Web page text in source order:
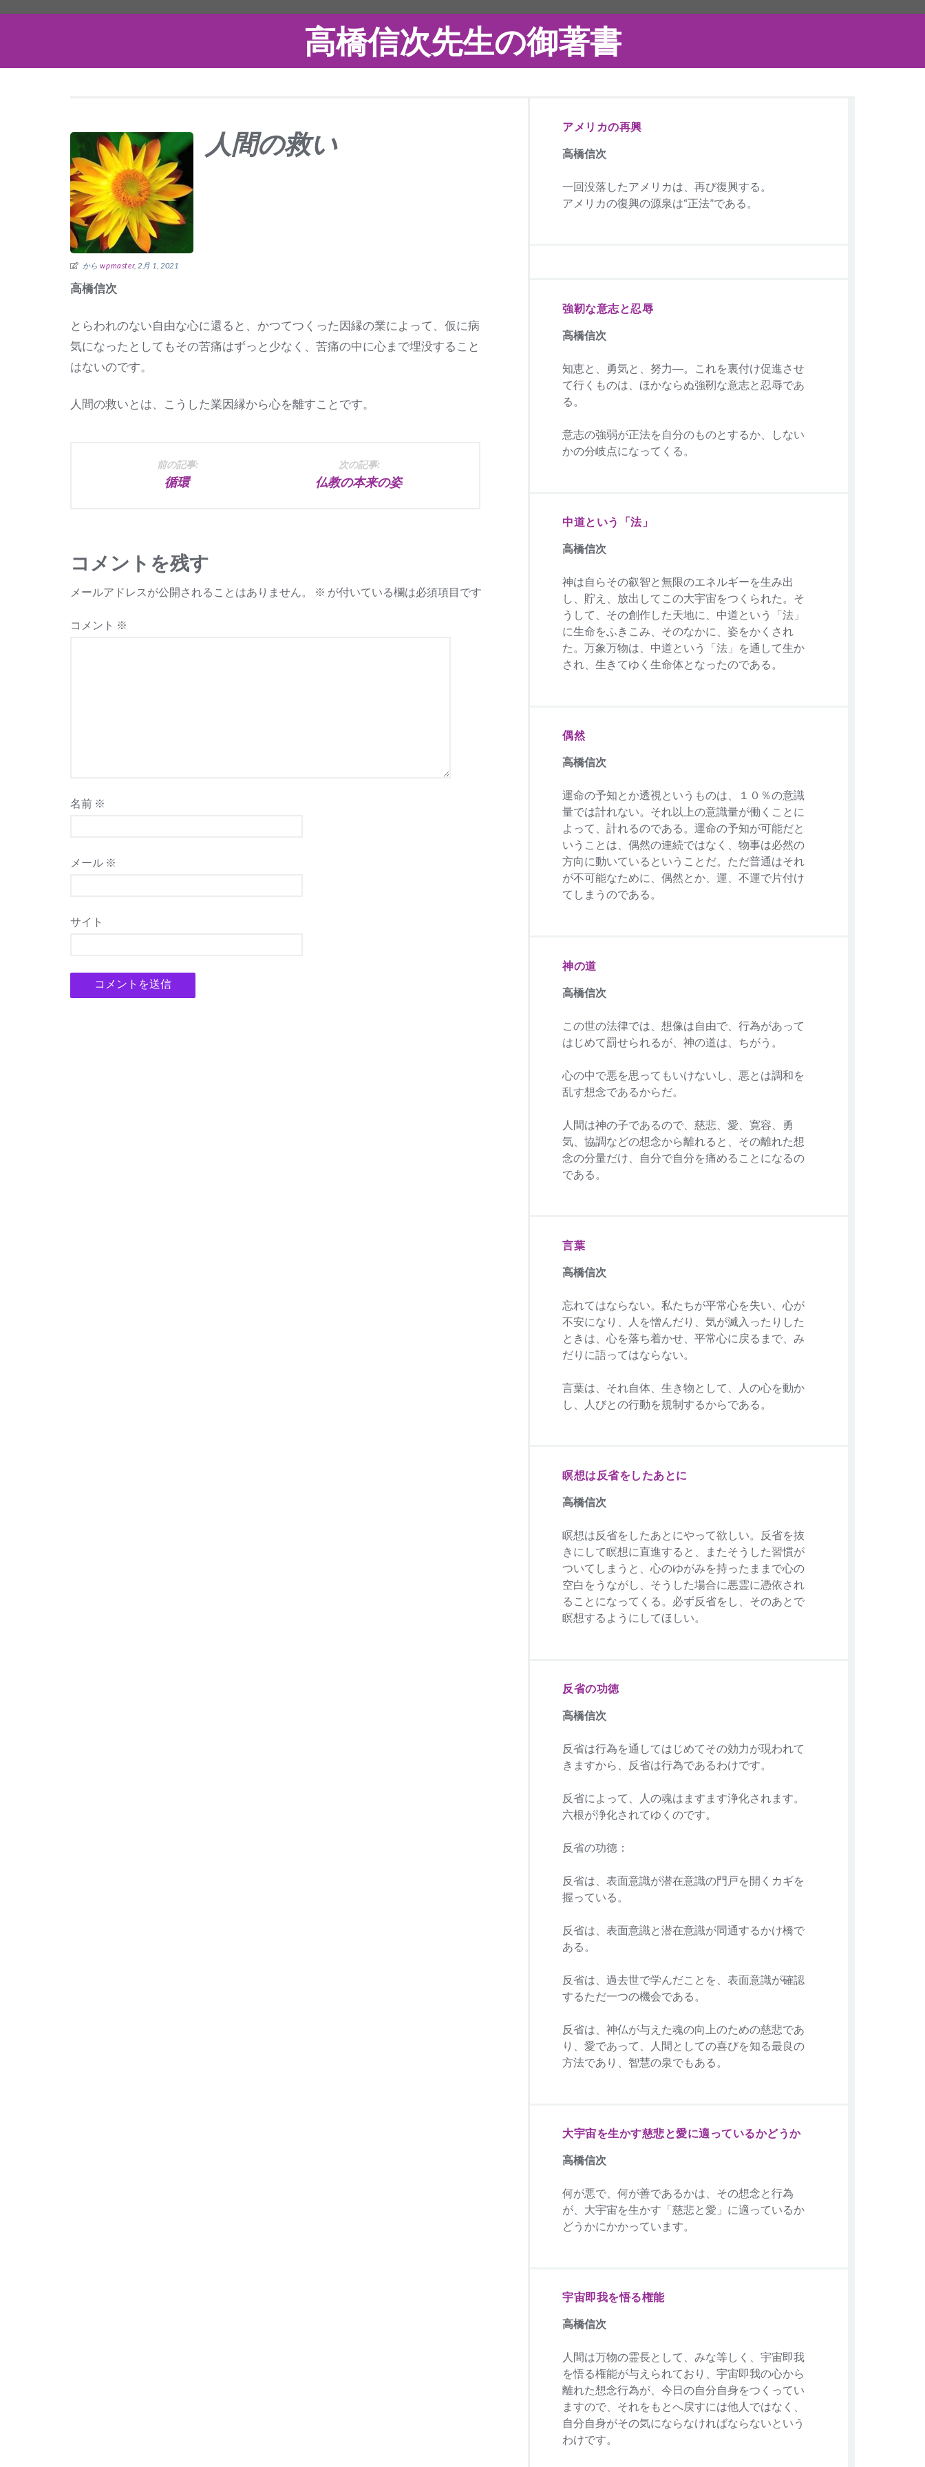
高橋信次先生の御著書
からwpmaster, 2月 1, 2021
人間の救い
高橋信次
とらわれのない自由な心に還ると、かつてつくった因縁の業によって、仮に病
気になったとしてもその苦痛はずっと少なく、苦痛の中に心まで埋没すること
はないのです。
人間の救いとは、こうした業因縁から心を離すことです。
ビ
ゲ
前の記事:
循環
次の記事:
仏教の本来の姿
コメントを残す
メールアドレスが公開されることはありません。 ※ が付いている欄は必須項目です
コメント ※
名前 ※
メール ※
サイト
アメリカの再興
高橋信次
一回没落したアメリカは、再び復興する。
アメリカの復興の源泉は“正法”である。
強靭な意志と忍辱
高橋信次
知恵と、勇気と、努力―。これを裏付け促進させ
て行くものは、ほかならぬ強靭な意志と忍辱であ
る。
意志の強弱が正法を自分のものとするか、しない
かの分岐点になってくる。
中道という「法」
高橋信次
神は自らその叡智と無限のエネルギーを生み出
し、貯え、放出してこの大宇宙をつくられた。そ
うして、その創作した天地に、中道という「法」
に生命をふきこみ、そのなかに、姿をかくされ
た。万象万物は、中道という「法」を通して生か
され、生きてゆく生命体となったのである。
偶然
高橋信次
運命の予知とか透視というものは、１０％の意識
量では計れない。それ以上の意識量が働くことに
よって、計れるのである。運命の予知が可能だと
いうことは、偶然の連続ではなく、物事は必然の
方向に動いているということだ。ただ普通はそれ
が不可能なために、偶然とか、運、不運で片付け
てしまうのである。
神の道
高橋信次
この世の法律では、想像は自由で、行為があって
はじめて罰せられるが、神の道は、ちがう。
心の中で悪を思ってもいけないし、悪とは調和を
乱す想念であるからだ。
人間は神の子であるので、慈悲、愛、寛容、勇
気、協調などの想念から離れると、その離れた想
念の分量だけ、自分で自分を痛めることになるの
である。
言葉
高橋信次
忘れてはならない。私たちが平常心を失い、心が
不安になり、人を憎んだり、気が滅入ったりした
ときは、心を落ち着かせ、平常心に戻るまで、み
だりに語ってはならない。
言葉は、それ自体、生き物として、人の心を動か
し、人びとの行動を規制するからである。
瞑想は反省をしたあとに
高橋信次
瞑想は反省をしたあとにやって欲しい。反省を抜
きにして瞑想に直進すると、またそうした習慣が
ついてしまうと、心のゆがみを持ったままで心の
空白をうながし、そうした場合に悪霊に憑依され
ることになってくる。必ず反省をし、そのあとで
瞑想するようにしてほしい。
反省の功徳
高橋信次
反省は行為を通してはじめてその効力が現われて
きますから、反省は行為であるわけです。
反省によって、人の魂はますます浄化されます。
六根が浄化されてゆくのです。
反省の功徳：
反省は、表面意識が潜在意識の門戸を開くカギを
握っている。
反省は、表面意識と潜在意識が同通するかけ橋で
ある。
反省は、過去世で学んだことを、表面意識が確認
するただ一つの機会である。
反省は、神仏が与えた魂の向上のための慈悲であ
り、愛であって、人間としての喜びを知る最良の
方法であり、智慧の泉でもある。
大宇宙を生かす慈悲と愛に適っているかどうか
高橋信次
何が悪で、何が善であるかは、その想念と行為
が、大宇宙を生かす「慈悲と愛」に適っているか
どうかにかかっています。
宇宙即我を悟る権能
高橋信次
人間は万物の霊長として、みな等しく、宇宙即我
を悟る権能が与えられており、宇宙即我の心から
離れた想念行為が、今日の自分自身をつくってい
ますので、それをもとへ戻すには他人ではなく、
自分自身がその気にならなければならないという
わけです。